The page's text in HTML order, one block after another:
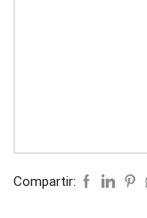
Compartir: